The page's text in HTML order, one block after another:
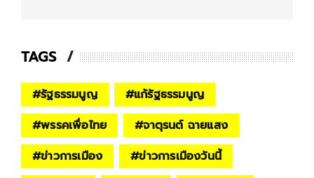
TAGS
#รัฐธรรมนูญ #แก้รัฐธรรมนูญ
#พรรคเพื่อไทย #จาตุรนต์ ฉายแสง
#ข่าวการเมือง #ข่าวการเมืองวันนี้